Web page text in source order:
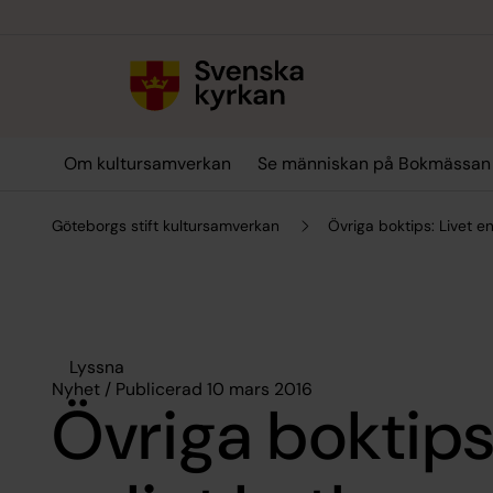
Om kultursamverkan Se människan på Bokmässan
Göteborgs stift kultursamverkan Övriga boktips: Livet
Lyssna
Nyhet / Publicerad 10 mars 2016
Övriga